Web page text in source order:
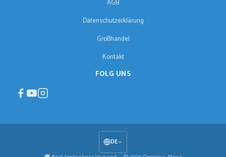
AGB
Datenschutzerklärung
Großhandel
Kontakt
FOLG UNS
DE